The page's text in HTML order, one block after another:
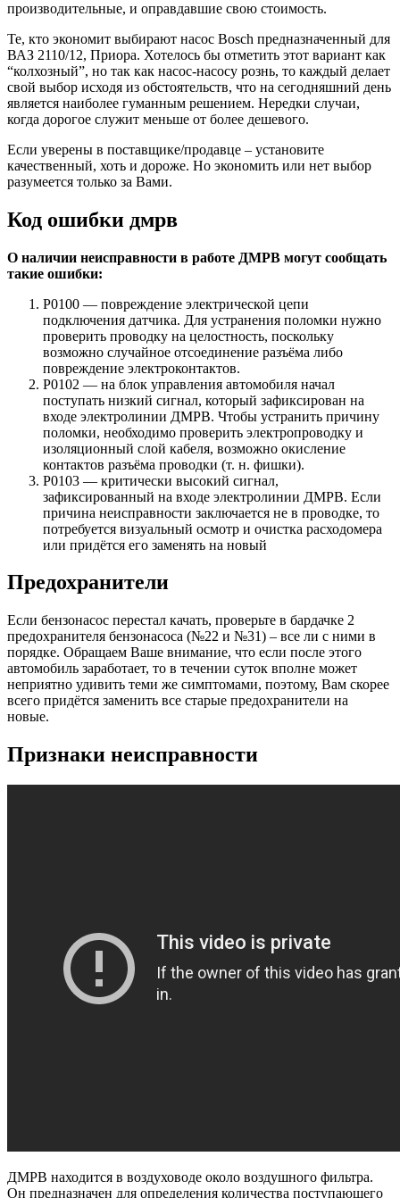
производительные, и оправдавшие свою стоимость.
Те, кто экономит выбирают насос Bosch предназначенный для
ВАЗ 2110/12, Приора. Хотелось бы отметить этот вариант как
“колхозный”, но так как насос-насосу рознь, то каждый делает
свой выбор исходя из обстоятельств, что на сегодняшний день
является наиболее гуманным решением. Нередки случаи,
когда дорогое служит меньше от более дешевого.
Если уверены в поставщике/продавце – установите
качественный, хоть и дороже. Но экономить или нет выбор
разумеется только за Вами.
Код ошибки дмрв
О наличии неисправности в работе ДМРВ могут сообщать
такие ошибки:
Р0100 — повреждение электрической цепи
подключения датчика. Для устранения поломки нужно
проверить проводку на целостность, поскольку
возможно случайное отсоединение разъёма либо
повреждение электроконтактов.
Р0102 — на блок управления автомобиля начал
поступать низкий сигнал, который зафиксирован на
входе электролинии ДМРВ. Чтобы устранить причину
поломки, необходимо проверить электропроводку и
изоляционный слой кабеля, возможно окисление
контактов разъёма проводки (т. н. фишки).
Р0103 — критически высокий сигнал,
зафиксированный на входе электролинии ДМРВ. Если
причина неисправности заключается не в проводке, то
потребуется визуальный осмотр и очистка расходомера
или придётся его заменять на новый
Предохранители
Если бензонасос перестал качать, проверьте в бардачке 2
предохранителя бензонасоса (№22 и №31) – все ли с ними в
порядке. Обращаем Ваше внимание, что если после этого
автомобиль заработает, то в течении суток вполне может
неприятно удивить теми же симптомами, поэтому, Вам скорее
всего придётся заменить все старые предохранители на
новые.
Признаки неисправности
ДМРВ находится в воздуховоде около воздушного фильтра.
Он предназначен для определения количества поступающего